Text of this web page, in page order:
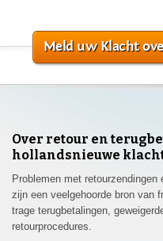
Meld uw Klacht
Over retour en
hollandsnieuwe
Problemen met
zijn een veelgehoorde bron van
trage terugbetalingen,
retourprocedures.